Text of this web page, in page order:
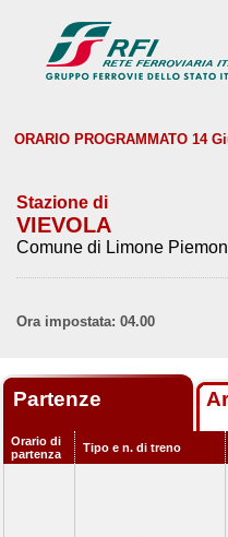
ORARIO PROGRAMMATO 14
Stazione di
VIEVOLA
Comune di Limone
Ora impostata: 04.00
Partenze
Orario di
partenza
Tipo e n. di treno